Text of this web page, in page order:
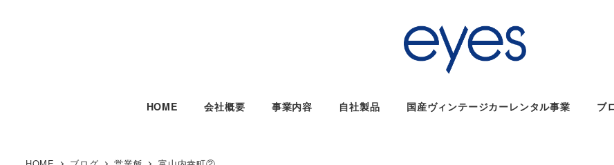
HOME 会社概要 事業内容 自社製品 国産ヴィンテージカーレンタル事業 ブ